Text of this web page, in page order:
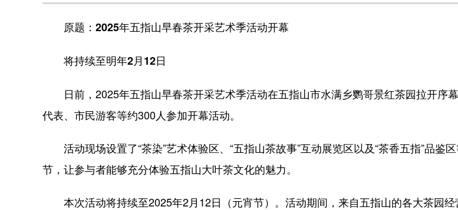
原题：2025年五指山早春茶开采艺术季活动开幕
将持续至明年2月12日
日前，2025年五指山早春茶开采艺术季活动在五指山市水满乡鹦哥景红茶园拉开序
代表、市民游客等约300人参加开幕活动。
活动现场设置了“茶染”艺术体验区、“五指山茶故事”互动展览区以及“茶香五指”品鉴
节，让参与者能够充分体验五指山大叶茶文化的魅力。
本次活动将持续至2025年2月12日（元宵节）。活动期间，来自五指山的各大茶园经